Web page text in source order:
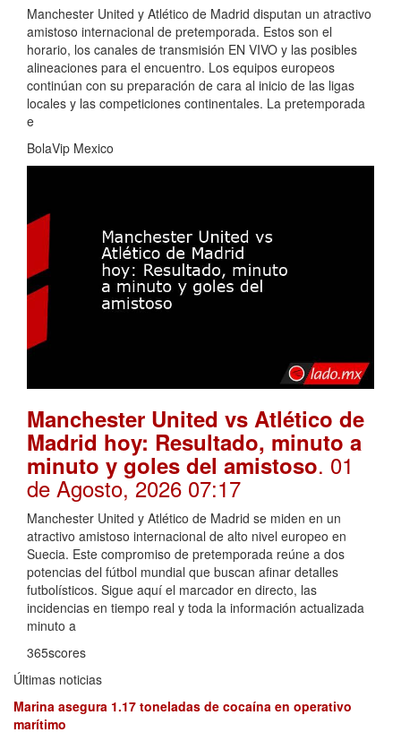
Manchester United y Atlético de Madrid disputan un atractivo
amistoso internacional de pretemporada. Estos son el
horario, los canales de transmisión EN VIVO y las posibles
alineaciones para el encuentro. Los equipos europeos
continúan con su preparación de cara al inicio de las ligas
locales y las competiciones continentales. La pretemporada
e
BolaVip Mexico
Manchester United vs Atlético de
Madrid hoy: Resultado, minuto a
minuto y goles del amistoso. 01
de Agosto, 2026 07:17
Manchester United y Atlético de Madrid se miden en un
atractivo amistoso internacional de alto nivel europeo en
Suecia. Este compromiso de pretemporada reúne a dos
potencias del fútbol mundial que buscan afinar detalles
futbolísticos. Sigue aquí el marcador en directo, las
incidencias en tiempo real y toda la información actualizada
minuto a
365scores
Últimas noticias
Marina asegura 1.17 toneladas de cocaína en operativo
marítimo